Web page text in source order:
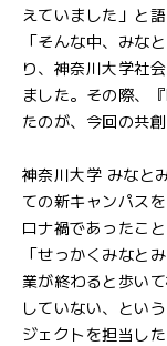
えていました」と
「そんな中、みな
り、神奈川大学社
ました。その際、
たのが、今回の共
神奈川大学 みなと
ての新キャンパス
ロナ禍であったこと
「せっかくみなと
業が終わると歩い
していない、とい
ジェクトを担当した